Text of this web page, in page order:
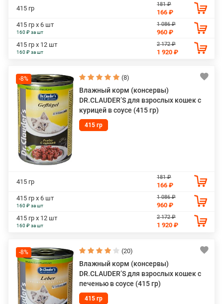
415 гр
181 ₽
166 ₽
415 гр х 6 шт
160 ₽ за шт
1 086 ₽
960 ₽
415 гр х 12 шт
160 ₽ за шт
2 172 ₽
1 920 ₽
-8% (8)
Влажный корм (консервы)
DR.CLAUDER’S для взрослых кошек с
курицей в соусе (415 гр)
415 гр
415 гр
181 ₽
166 ₽
415 гр х 6 шт
160 ₽ за шт
1 086 ₽
960 ₽
415 гр х 12 шт
160 ₽ за шт
2 172 ₽
1 920 ₽
-8% (20)
Влажный корм (консервы)
DR.CLAUDER’S для взрослых кошек с
печенью в соусе (415 гр)
415 гр